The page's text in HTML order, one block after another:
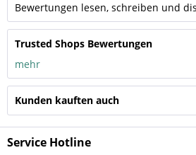
Bewertungen lesen, schreiben und
Trusted Shops Bewertungen
mehr
Kunden kauften auch
Service Hotline